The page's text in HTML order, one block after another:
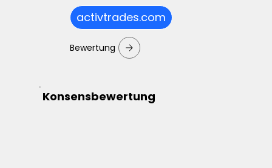
activtrades.com
Bewertung
Konsensbewertung